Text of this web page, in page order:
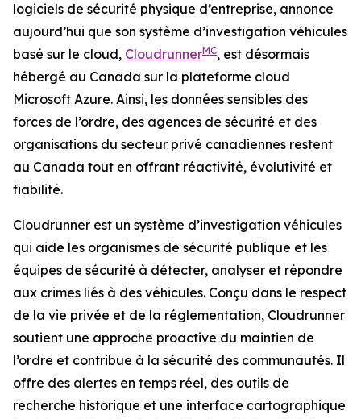
logiciels de sécurité physique d’entreprise, annonce
aujourd’hui que son système d’investigation véhicules
basé sur le cloud, CloudrunnerMC, est désormais
hébergé au Canada sur la plateforme cloud
Microsoft Azure. Ainsi, les données sensibles des
forces de l’ordre, des agences de sécurité et des
organisations du secteur privé canadiennes restent
au Canada tout en offrant réactivité, évolutivité et
fiabilité.
Cloudrunner est un système d’investigation véhicules
qui aide les organismes de sécurité publique et les
équipes de sécurité à détecter, analyser et répondre
aux crimes liés à des véhicules. Conçu dans le respect
de la vie privée et de la réglementation, Cloudrunner
soutient une approche proactive du maintien de
l’ordre et contribue à la sécurité des communautés. Il
offre des alertes en temps réel, des outils de
recherche historique et une interface cartographique